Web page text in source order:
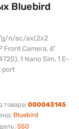
Bluebird
S50
товара:000043145
Bluebird
g/n/ac/ax(2x2
Front Camera, 6"
1 Nano Sim, 1 E-
port